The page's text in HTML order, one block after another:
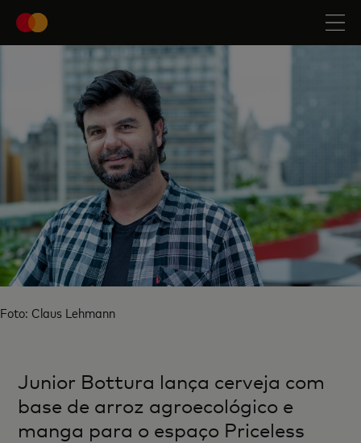
Foto: Claus Lehmann
Junior Bottura lança cerveja com
base de arroz agroecológico e
manga para o espaço Priceless